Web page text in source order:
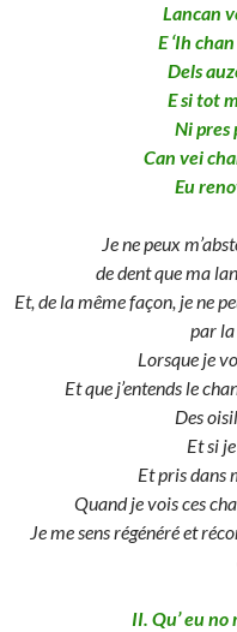
Lancan
E ‘Ih
Dels
E si tot
Ni pres
Can vei
Eu
Je ne peux
de dent que ma
Et, de la même façon, je ne
par
Lorsque je
Et que j’entends le
Des
Et si
Et pris dans
Quand je vois ces
Je me sens régénéré et
II. Qu’ eu no